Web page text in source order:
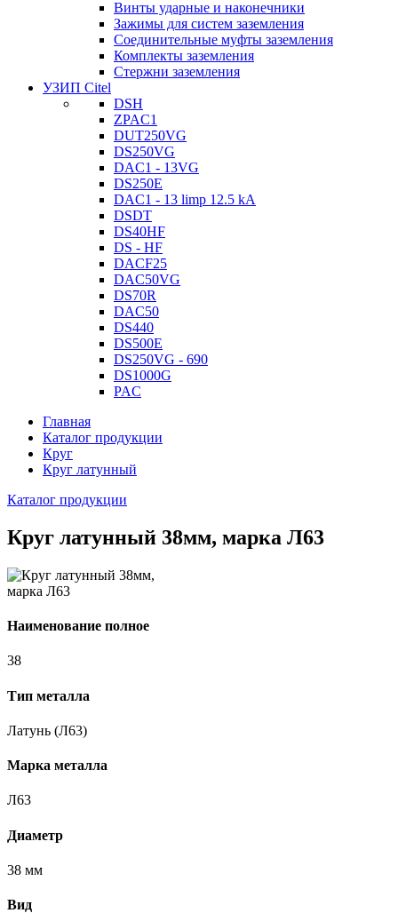
Винты ударные и наконечники
Зажимы для систем заземления
Соединительные муфты заземления
Комплекты заземления
Стержни заземления
УЗИП Citel
DSH
ZPAC1
DUT250VG
DS250VG
DAC1 - 13VG
DS250E
DAC1 - 13 limp 12.5 kA
DSDT
DS40HF
DS - HF
DACF25
DAC50VG
DS70R
DAC50
DS440
DS500E
DS250VG - 690
DS1000G
PAC
Главная
Каталог продукции
Круг
Круг латунный
Каталог продукции
Круг латунный 38мм, марка Л63
Наименование полное
38
Тип металла
Латунь (Л63)
Марка металла
Л63
Диаметр
38 мм
Вид